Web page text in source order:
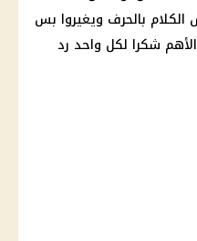
بالحرف ويغيروا بس
شكرا لكل واحد رد